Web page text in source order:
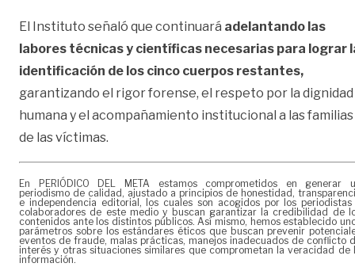
El Instituto señaló que continuará adelantando las
labores técnicas y científicas necesarias para lograr
identificación de los cinco cuerpos restantes,
garantizando el rigor forense, el respeto por la dignidad
humana y el acompañamiento institucional a las familias
de las víctimas.
En PERIÓDICO DEL META estamos comprometidos en generar
periodismo de calidad, ajustado a principios de honestidad,
e independencia editorial, los cuales son acogidos por los periodistas
colaboradores de este medio y buscan garantizar la credibilidad de
contenidos ante los distintos públicos. Así mismo, hemos establecido
parámetros sobre los estándares éticos que buscan prevenir
eventos de fraude, malas prácticas, manejos inadecuados de conflicto
interés y otras situaciones similares que comprometan la veracidad de
información.